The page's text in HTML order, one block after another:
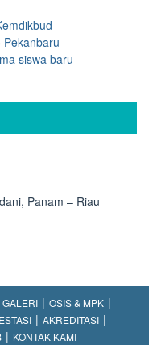
siswa baru
Panam – Riau
GALERI
OSIS & MPK
AKREDITASI
KONTAK KAMI